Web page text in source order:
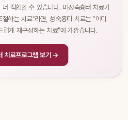
적합할 수 있습니다. 미성숙흉터 치료가
하는 치료"라면, 성숙흉터 치료는 "이미
럽게 재구성하는 치료"에 가깝습니다.
치료프로그램 보기 →